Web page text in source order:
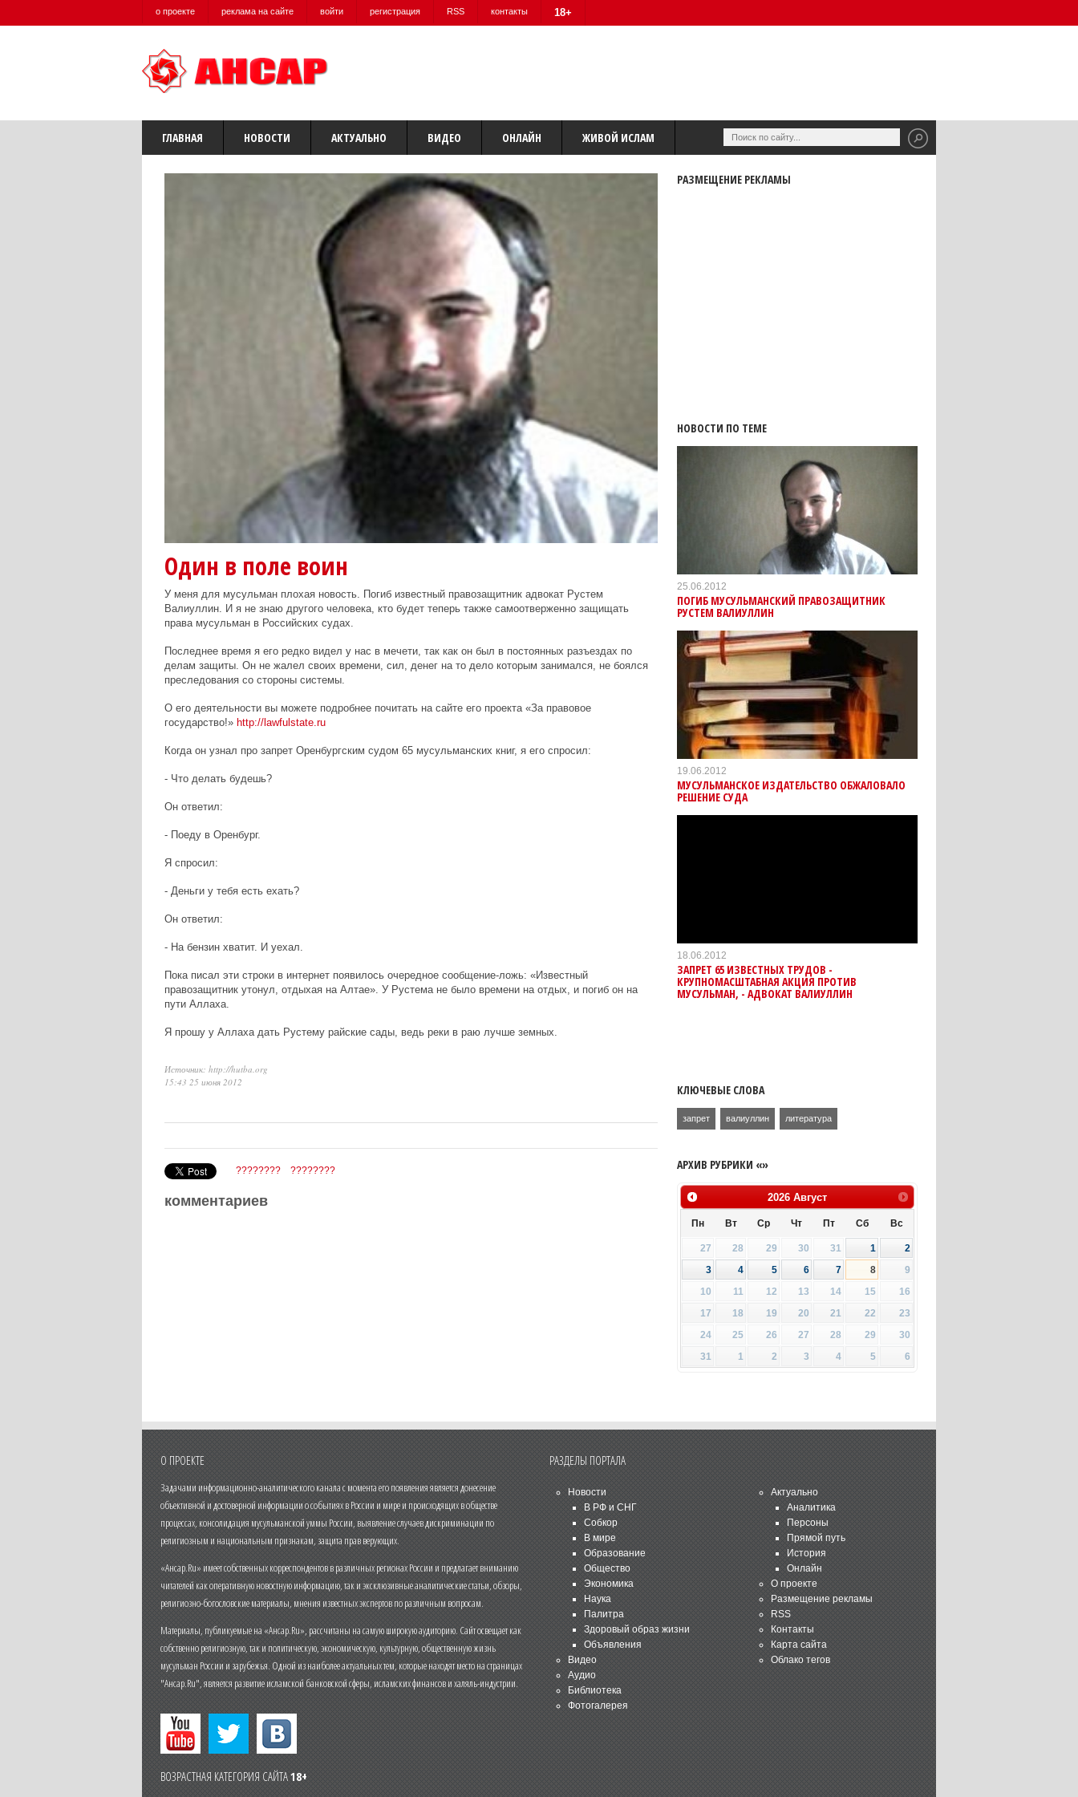
о проекте реклама на сайте войти регистрация RSS контакты 18+
ГЛАВНАЯ НОВОСТИ АКТУАЛЬНО ВИДЕО ОНЛАЙН ЖИВОЙ ИСЛАМ
Один в поле воин
У меня для мусульман плохая новость. Погиб известный правозащитник адвокат Рустем
Валиуллин. И я не знаю другого человека, кто будет теперь также самоотверженно защищать
права мусульман в Российских судах.
Последнее время я его редко видел у нас в мечети, так как он был в постоянных разъездах по
делам защиты. Он не жалел своих времени, сил, денег на то дело которым занимался, не боялся
преследования со стороны системы.
О его деятельности вы можете подробнее почитать на сайте его проекта «За правовое
государство!» http://lawfulstate.ru
Когда он узнал про запрет Оренбургским судом 65 мусульманских книг, я его спросил:
- Что делать будешь?
Он ответил:
- Поеду в Оренбург.
Я спросил:
- Деньги у тебя есть ехать?
Он ответил:
- На бензин хватит. И уехал.
Пока писал эти строки в интернет появилось очередное сообщение-ложь: «Известный
правозащитник утонул, отдыхая на Алтае». У Рустема не было времени на отдых, и погиб он на
пути Аллаха.
Я прошу у Аллаха дать Рустему райские сады, ведь реки в раю лучше земных.
Источник: http://hutba.org
15:43 25 июня 2012
???????? ????????
комментариев
РАЗМЕЩЕНИЕ РЕКЛАМЫ
НОВОСТИ ПО ТЕМЕ
25.06.2012
ПОГИБ МУСУЛЬМАНСКИЙ ПРАВОЗАЩИТНИК
РУСТЕМ ВАЛИУЛЛИН
19.06.2012
МУСУЛЬМАНСКОЕ ИЗДАТЕЛЬСТВО ОБЖАЛОВАЛО
РЕШЕНИЕ СУДА
18.06.2012
ЗАПРЕТ 65 ИЗВЕСТНЫХ ТРУДОВ -
КРУПНОМАСШТАБНАЯ АКЦИЯ ПРОТИВ
МУСУЛЬМАН, - АДВОКАТ ВАЛИУЛЛИН
КЛЮЧЕВЫЕ СЛОВА
запрет валиуллин литература
АРХИВ РУБРИКИ «»
2026 Август
Пн Вт Ср Чт Пт Сб Вс
27 28 29 30 31 1
2
3
4 5 6 7 8
9
10
11 12 13 14 15
16
17
18 19 20 21 22
23
24
25 26 27 28 29
30
31
1 2 3 4 5 6
О ПРОЕКТЕ
Задачами информационно-аналитического канала с момента его появления является донесение
объективной и достоверной информации о событиях в России и мире и происходящих в обществе
процессах, консолидация мусульманской уммы России, выявление случаев дискриминации по
религиозным и национальным признакам, защита прав верующих.
«Ансар.Ru» имеет собственных корреспондентов в различных регионах России и предлагает вниманию
читателей как оперативную новостную информацию, так и эксклюзивные аналитические статьи, обзоры,
религиозно-богословские материалы, мнения известных экспертов по различным вопросам.
Материалы, публикуемые на «Ансар.Ru», рассчитаны на самую широкую аудиторию. Сайт освещает как
собственно религиозную, так и политическую, экономическую, культурную, общественную жизнь
мусульман России и зарубежья. Одной из наиболее актуальных тем, которые находят место на страницах
"Ансар.Ru", является развитие исламской банковской сферы, исламских финансов и халяль-индустрии.
ВОЗРАСТНАЯ КАТЕГОРИЯ САЙТА18+
РАЗДЕЛЫ ПОРТАЛА
Новости
В РФ и СНГ
Собкор
В мире
Образование
Общество
Экономика
Наука
Палитра
Здоровый образ жизни
Объявления
Видео
Аудио
Библиотека
Фотогалерея
Актуально
Аналитика
Персоны
Прямой путь
История
Онлайн
О проекте
Размещение рекламы
RSS
Контакты
Карта сайта
Облако тегов